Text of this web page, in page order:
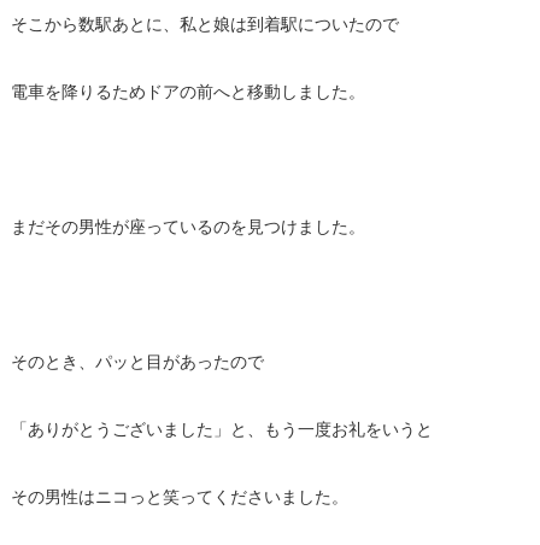
そこから数駅あとに、私と娘は到着駅についたので
電車を降りるためドアの前へと移動しました。
まだその男性が座っているのを見つけました。
そのとき、パッと目があったので
「ありがとうございました」と、もう一度お礼をいうと
その男性はニコっと笑ってくださいました。